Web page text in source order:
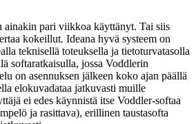
ainakin pari viikkoa käyttänyt. Tai siis
kokeillut. Ideana hyvä systeem on
teknisellä toteuksella ja tietoturvatasolla
softaratkaisulla, jossa Voddlerin
on asennuksen jälkeen koko ajan päällä
elokuvadataa jatkuvasti muille
ei edes käynnistä itse Voddler-softaa
ja rasittava), erillinen taustasofta